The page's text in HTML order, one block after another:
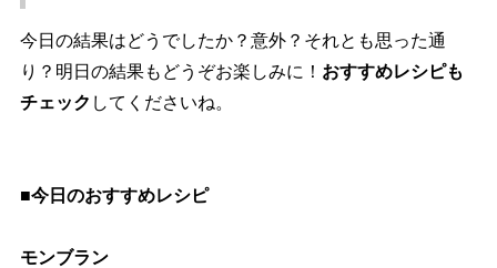
今日の結果はどうでしたか？意外？それとも思った通
り？明日の結果もどうぞお楽しみに！ おすすめレシピも
チェック してくださいね。
■今日のおすすめレシピ
モンブラン